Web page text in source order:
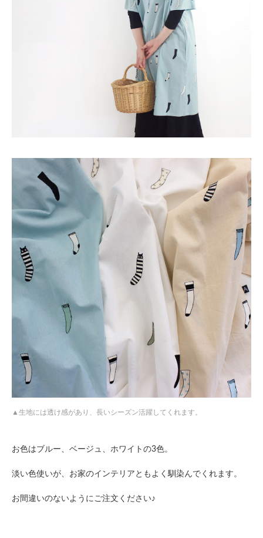
生地には透け感があり、長いシーズン活躍してくれます。
お色はブルー、ベージュ、ホワイトの3色。
淡い色使いが、お家のインテリアともよく馴染んでくれます。
お間違いのないようにご注文ください♪